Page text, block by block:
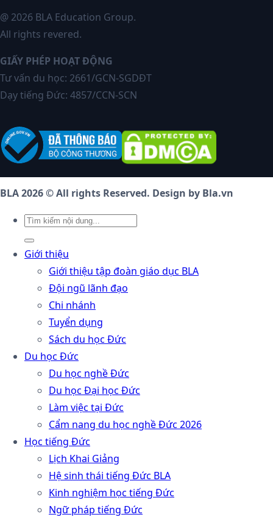
@ 2026 BLA Education Group.
All rights revered.
GIẤY PHÉP HOẠT ĐỘNG
Tư vấn du học: 2661/GCN-SGDĐT
Dạy tiếng Đức: 4857/CCN-SCN
BLA 2026 © All rights Reserved. Design by Bla.vn
Giới thiệu
Giới thiệu tập đoàn giáo dục BLA
Đội ngũ lãnh đạo
Chi nhánh
Tuyển dụng
Sách du học Đức
Du học Đức
Du học nghề Đức
Du học Đại học Đức
Làm việc tại Đức
Cẩm nang du học nghề Đức 2026
Học tiếng Đức
Lịch Khai Giảng
Hệ sinh thái tiếng Đức BLA
Kinh nghiệm học tiếng Đức
Ngữ pháp tiếng Đức